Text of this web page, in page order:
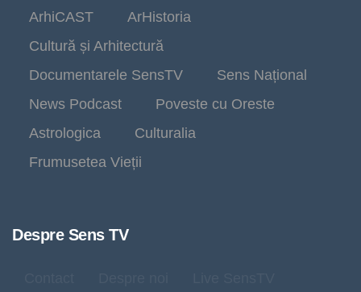
ArhiCAST
ArHistoria
Cultură și Arhitectură
Documentarele SensTV
Sens Național
News Podcast
Poveste cu Oreste
Astrologica
Culturalia
Frumusetea Vieții
Despre Sens TV